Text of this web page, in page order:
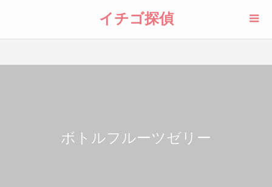
イチゴ探偵
ボトルフルーツゼリー